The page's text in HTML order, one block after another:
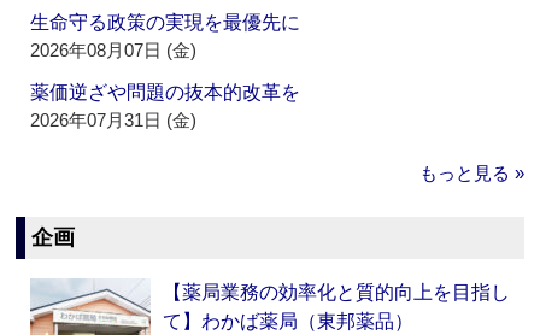
生命守る政策の実現を最優先に
2026年08月07日 (金)
薬価逆ざや問題の抜本的改革を
2026年07月31日 (金)
もっと見る »
企画
【薬局業務の効率化と質的向上を目指し
て】わかば薬局（東邦薬品）